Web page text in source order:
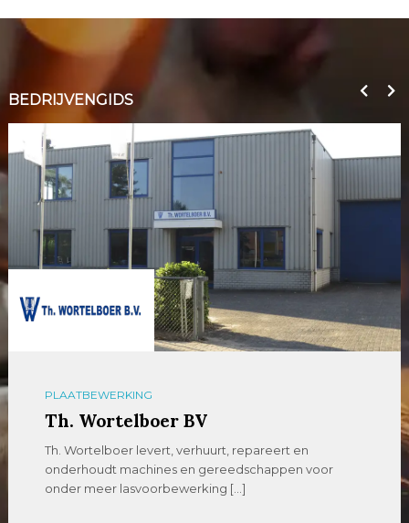
BEDRIJVENGIDS
PLAATBEWERKING
Th. Wortelboer BV
Th. Wortelboer levert, verhuurt, repareert en
onderhoudt machines en gereedschappen voor
onder meer lasvoorbewerking […]